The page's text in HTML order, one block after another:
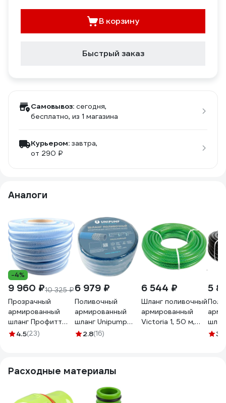
В корзину
Быстрый заказ
Самовывоз: сегодня,
бесплатно, из 1 магазина
Курьером: завтра,
от 290 ₽
Аналоги
-4%
9 960 ₽10 325 ₽
Прозрачный
армированный
шланг Профитт
25х31мм, 25м
4.5(23)
6 979 ₽
Поливочный
армированный
шланг Unipump
Ф25вн х 2.5 (1"),
2.8(16)
6 544 ₽
Шланг поливочный
армированный
Victoria 1, 50 м,
5
3.3
Расходные материалы